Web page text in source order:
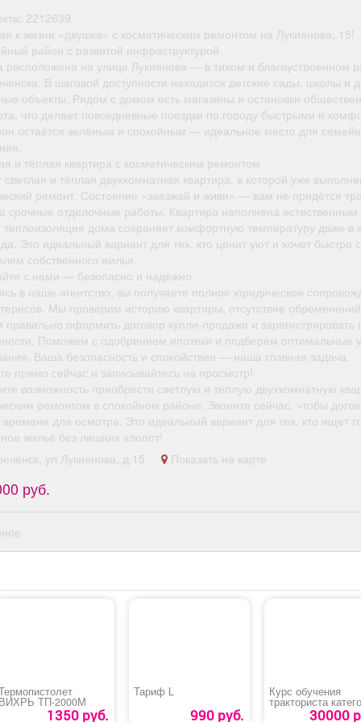
2212639.
к жизни «двушка» с косметическим ремонтом на Лукиянова, 15!
район с развитой инфраструктурой
расположена на улице Лукиянова — в тихом и благоустроенном
В шаговой доступности находятся детские сады, школы и
объекты. Рядом с домом есть магазины и остановки
что делает повседневные поездки по городу быстрыми и
остаётся зелёным и спокойным — идеальное место для
и тёплая квартира с косметическим ремонтом
светлая и тёплая двухкомнатная квартира, в которой уже
ремонт. Состояние «заезжай и живи» — вам не придётся
срочные отделочные работы. Квартира наполнена естественным
дома сохраняет комфортную температуру даже в
Это идеальный вариант для тех, кто ценит уют и хочет быстро
собственного жилья.
с нами — безопасно и надёжно
в наше агентство, вы получаете полное юридическое
Мы проверим историю квартиры, отсутствие обременений
оформить договор купли-продажи и зарегистрировать
Поможем с одобрением ипотеки и подберём оптимальные
Ваша безопасность и спокойствие — наша главная задача.
прямо сейчас и записывайтесь на просмотр!
возможность приобрести светлую и тёплую двухкомнатную
ремонтом в спокойном районе. Звоните сейчас, чтобы
для осмотра. Это идеальный вариант для тех, кто ищет
жильё без лишних хлопот!
ул Лукиянова, д 15
Показать на карте
руб.
ВИХРЬ ТП-2000М
1350 руб.
Тариф L
990 руб.
Курс обучения
тракториста
«В» 30000